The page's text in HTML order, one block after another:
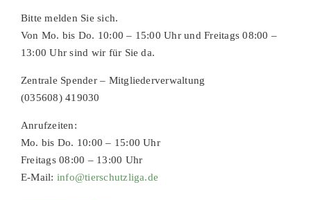
Bitte melden Sie sich.
Von Mo. bis Do. 10:00 – 15:00 Uhr und Freitags 08:00 –
13:00 Uhr sind wir für Sie da.
Zentrale Spender – Mitgliederverwaltung
(035608) 419030
Anrufzeiten:
Mo. bis Do. 10:00 – 15:00 Uhr
Freitags 08:00 – 13:00 Uhr
E-Mail: info@tierschutzliga.de